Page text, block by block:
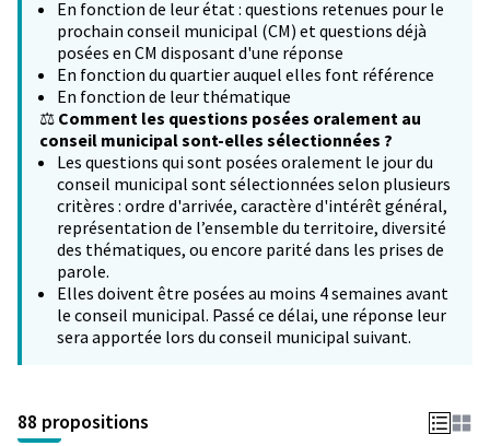
En fonction de leur état : questions retenues pour le
prochain conseil municipal (CM) et questions déjà
posées en CM disposant d'une réponse
En fonction du quartier auquel elles font référence
En fonction de leur thématique
⚖️ Comment les questions posées oralement au
conseil municipal sont-elles sélectionnées ?
Les questions qui sont posées oralement le jour du
conseil municipal sont sélectionnées selon plusieurs
critères : ordre d'arrivée, caractère d'intérêt général,
représentation de l’ensemble du territoire, diversité
des thématiques, ou encore parité dans les prises de
parole.
Elles doivent être posées au moins 4 semaines avant
le conseil municipal. Passé ce délai, une réponse leur
sera apportée lors du conseil municipal suivant.
88 propositions